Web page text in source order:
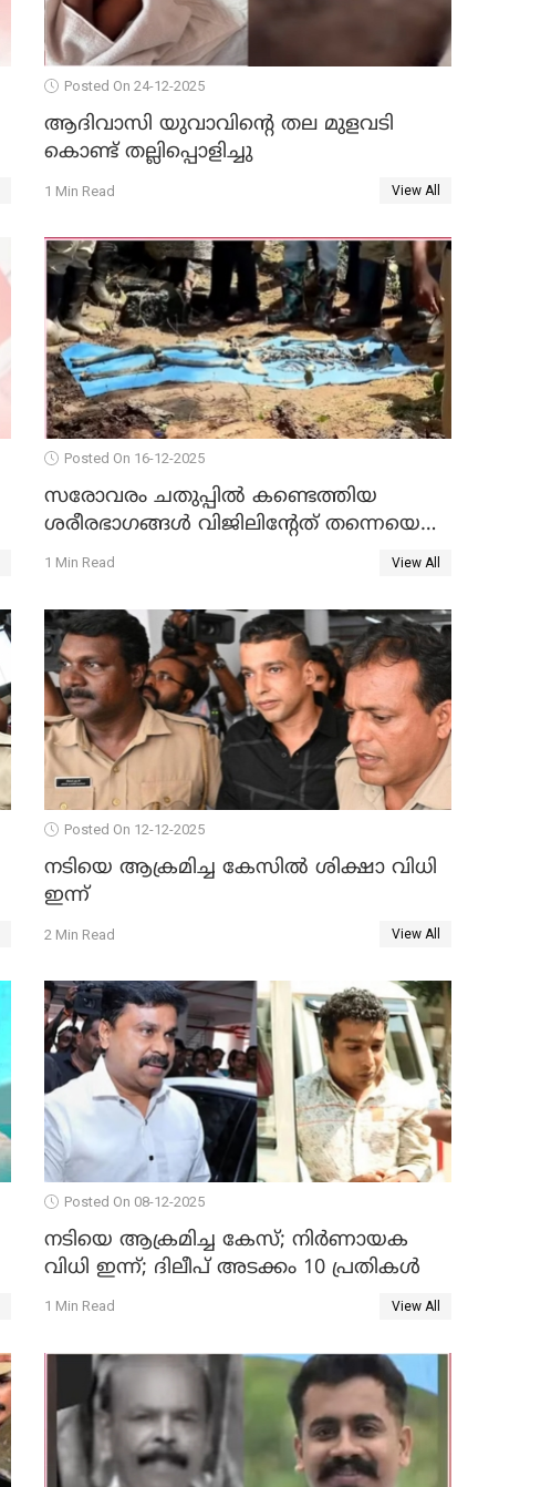
Posted On 24-12-2025
ആദിവാസി യുവാവിന്റെ തല മുളവടി
കൊണ്ട് തല്ലിപ്പൊളിച്ചു
1 Min Read View All
Posted On 16-12-2025
സരോവരം ചതുപ്പിൽ കണ്ടെത്തിയ
ശരീരഭാഗങ്ങൾ വിജിലിൻ്റേത് തന്നെയെന്ന്
ഡി.എൻ.എ പരിശോധനയിൽ
1 Min Read View All
Posted On 12-12-2025
നടിയെ ആക്രമിച്ച കേസിൽ ശിക്ഷാ വിധി
ഇന്ന്
2 Min Read View All
Posted On 08-12-2025
നടിയെ ആക്രമിച്ച കേസ്; നിർണായക
വിധി ഇന്ന്; ദിലീപ് അടക്കം 10 പ്രതികൾ
1 Min Read View All